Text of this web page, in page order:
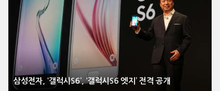
삼성전자, ‘갤럭시S6’, ‘갤럭시S6 엣지’ 전격 공개